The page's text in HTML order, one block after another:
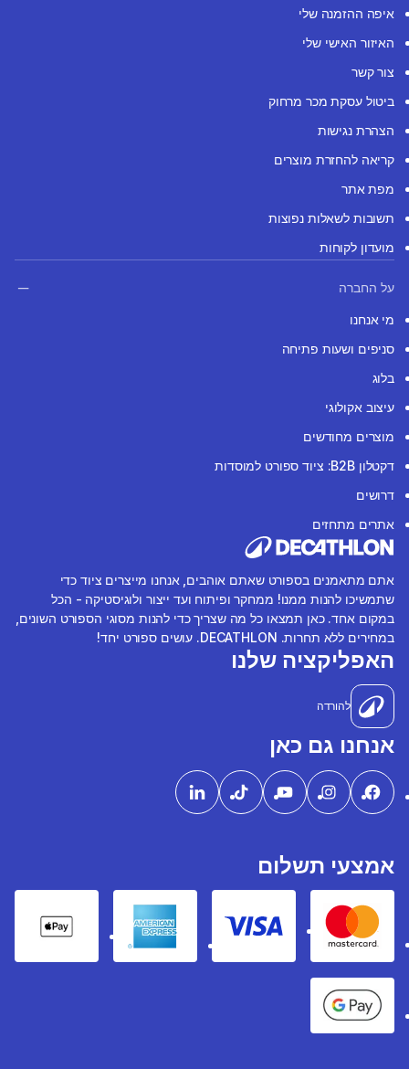
איפה ההזמנה שלי
האיזור האישי שלי
צור קשר
ביטול עסקת מכר מרחוק
הצהרת נגישות
קריאה להחזרת מוצרים
מפת אתר
תשובות לשאלות נפוצות
מועדון לקוחות
על החברה
מי אנחנו
סניפים ושעות פתיחה
בלוג
עיצוב אקולוגי
מוצרים מחודשים
דקטלון B2B: ציוד ספורט למוסדות
דרושים
אתרים מתחזים
אתם מתאמנים בספורט שאתם אוהבים, אנחנו מייצרים ציוד כדי
שתמשיכו להנות ממנו! ממחקר ופיתוח ועד ייצור ולוגיסטיקה - הכל
במקום אחד. כאן תמצאו כל מה שצריך כדי להנות מסוגי הספורט השונים,
במחירים ללא תחרות. DECATHLON. עושים ספורט יחד!
האפליקציה שלנו
להורדה
אנחנו גם כאן
אמצעי תשלום
Mastercard
Visa
American express
Pay
Google Pay